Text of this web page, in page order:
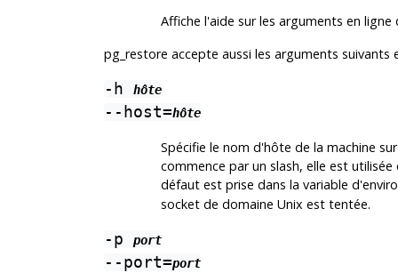
Affiche l'aide sur les arguments en
pg_restore accepte aussi les arguments
-h hôte
--host=hôte
Spécifie le nom d'hôte de la machine
commence par un slash, elle est
défaut est prise dans la variable
socket de domaine Unix est tentée.
-p port
--port=port